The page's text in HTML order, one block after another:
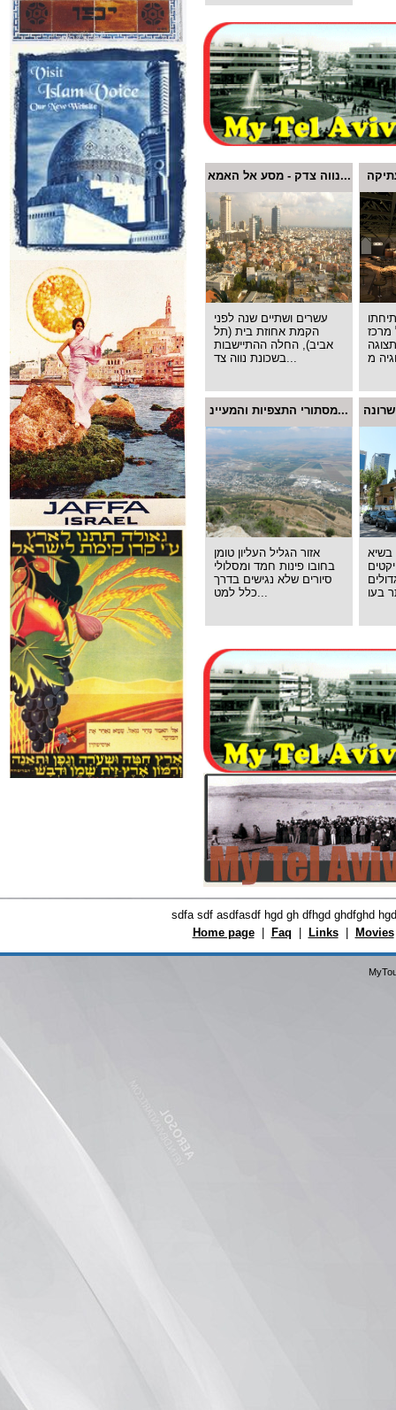
נווה צדק - מסע אל האמא...
עשרים ושתיים שנה לפני
הקמת אחוזת בית (תל
אביב), החלה ההתיישבות
בשכונת נווה צד...
מסתורי התצפיות והמעיינ...
אזור הגליל העליון טומן
בחובו פינות חמד ומסלולי
סיורים שלא נגישים בדרך
כלל למט...
בשיא
sdfa sdf asdfasdf hgd gh dfhgd ghdfghd
Home page| Faq Links| Movies